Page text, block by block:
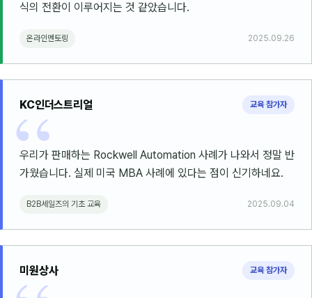
식의 전환이 이루어지는 것 같았습니다.
온라인멘토링 2025.09.26
KC인더스트리얼 교육 참가자
우리가 판매하는 Rockwell Automation 사례가 나와서 정말 반
가웠습니다. 실제 미국 MBA 사례에 있다는 점이 신기하네요.
B2B세일즈의 기초 교육 2025.09.04
미원상사 교육 참가자